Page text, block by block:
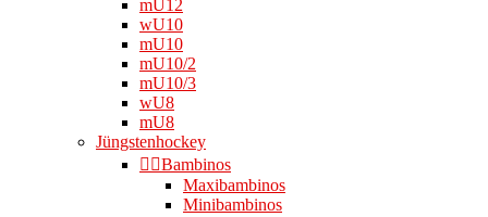
mU12
wU10
mU10
mU10/2
mU10/3
wU8
mU8
Jüngstenhockey
👉🏻Bambinos
Maxibambinos
Minibambinos